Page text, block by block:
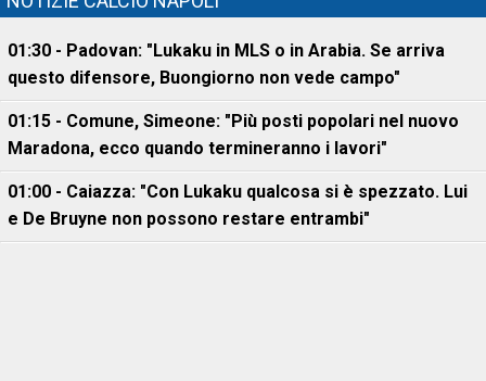
01:30 - Padovan: "Lukaku in MLS o in Arabia. Se arriva
questo difensore, Buongiorno non vede campo"
01:15 - Comune, Simeone: "Più posti popolari nel nuovo
Maradona, ecco quando termineranno i lavori"
01:00 - Caiazza: "Con Lukaku qualcosa si è spezzato. Lui
e De Bruyne non possono restare entrambi"